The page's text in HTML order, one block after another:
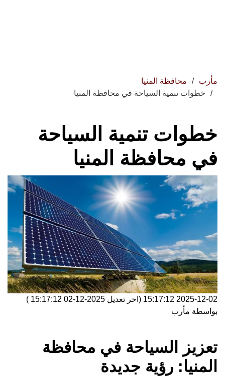
مأرب
محافظة المنيا
خطوات تنمية السياحة في محافظة المنيا
خطوات تنمية السياحة
في محافظة المنيا
2025-12-02 15:17:12 (اخر تعديل 2025-12-02 15:17:12
)
بواسطة مأرب
تعزيز السياحة في محافظة
المنيا: رؤية جديدة